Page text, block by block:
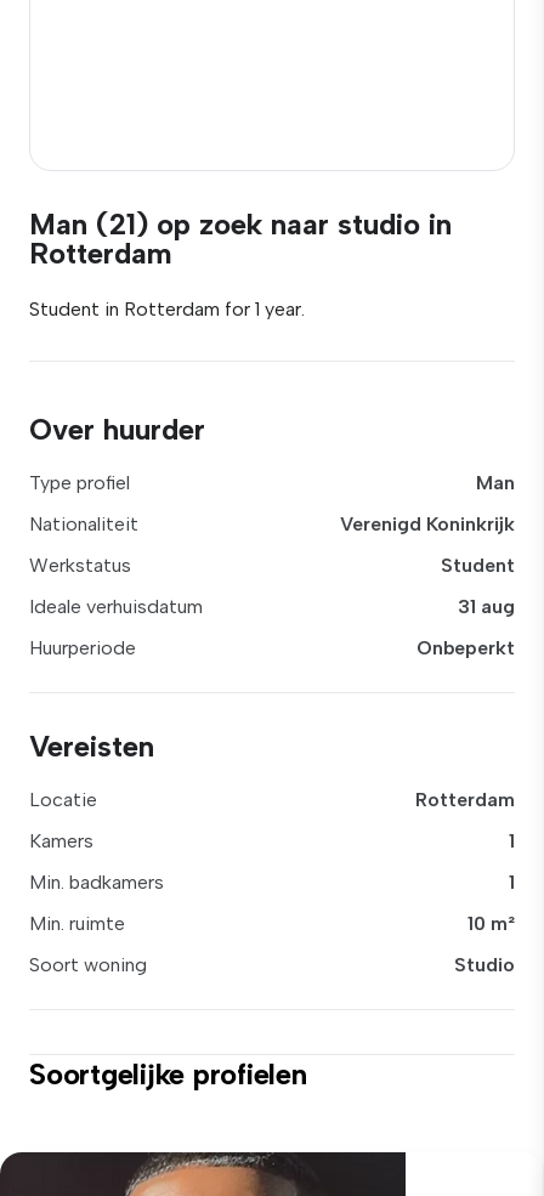
Man (21) op zoek naar studio in
Rotterdam
Student in Rotterdam for 1 year.
Over huurder
Type profiel
Man
Nationaliteit
Verenigd Koninkrijk
Werkstatus
Student
Ideale verhuisdatum
31 aug
Huurperiode
Onbeperkt
Vereisten
Locatie
Rotterdam
Kamers
1
Min. badkamers
1
Min. ruimte
10 m²
Soort woning
Studio
Soortgelijke profielen